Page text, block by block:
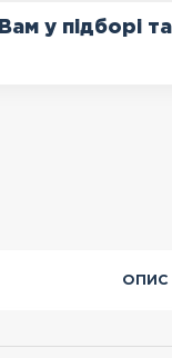
у підборі та
ОПИС